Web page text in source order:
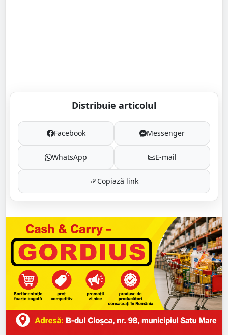
Distribuie articolul
Facebook Messenger
WhatsApp E-mail
Copiază link